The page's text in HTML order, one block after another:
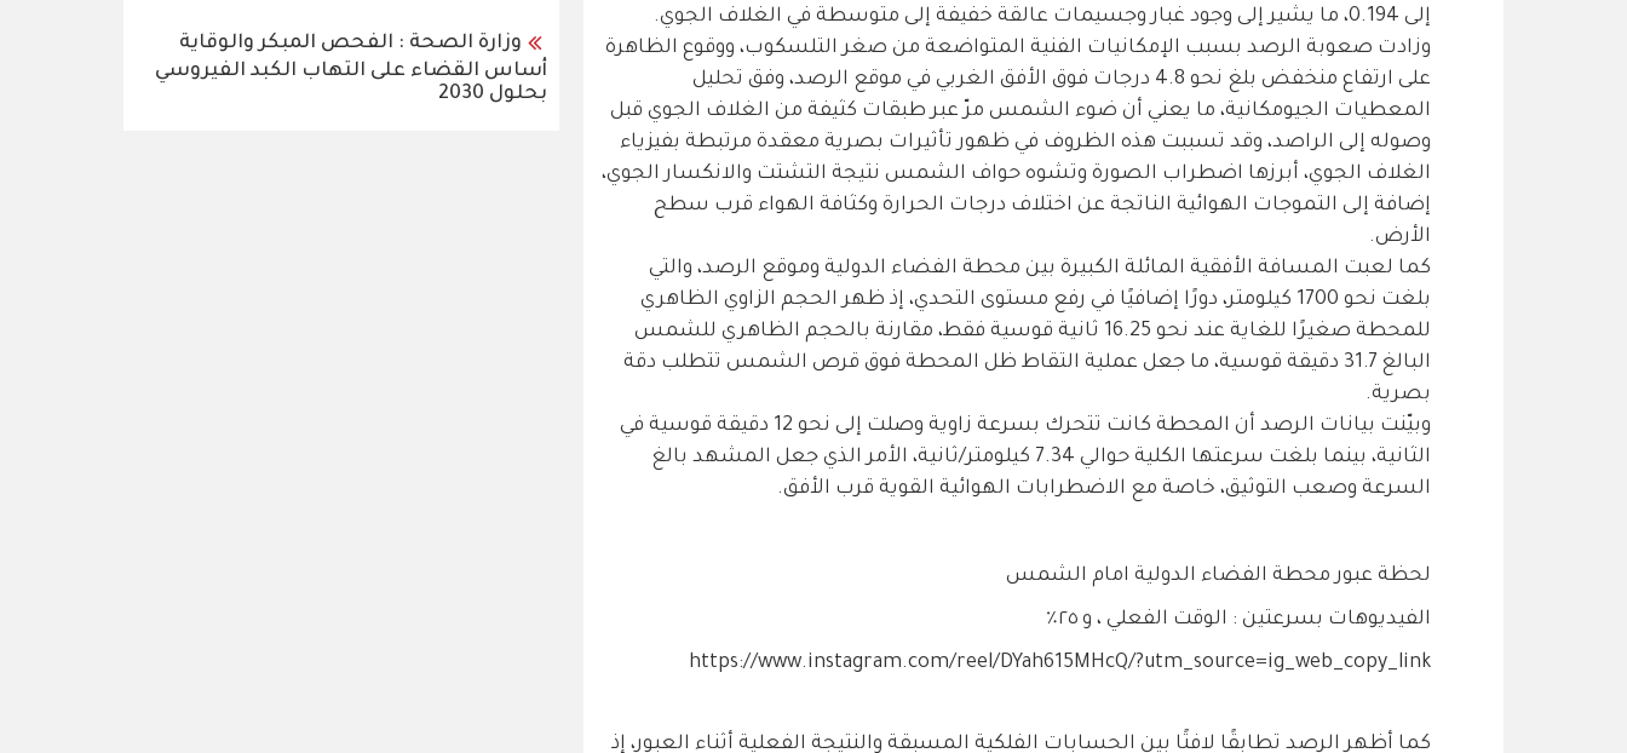
إلى 0.194، ما يشير إلى وجود غبار وجسيمات عالقة خفيفة إلى متوسطة في الغلاف الجوي.
وزادت صعوبة الرصد بسبب الإمكانيات الفنية المتواضعة من صغر التلسكوب، ووقوع الظاهرة
على ارتفاع منخفض بلغ نحو 4.8 درجات فوق الأفق الغربي في موقع الرصد، وفق تحليل
المعطيات الجيومكانية، ما يعني أن ضوء الشمس مرّ عبر طبقات كثيفة من الغلاف الجوي قبل
وصوله إلى الراصد، وقد تسببت هذه الظروف في ظهور تأثيرات بصرية معقدة مرتبطة بفيزياء
الغلاف الجوي، أبرزها اضطراب الصورة وتشوه حواف الشمس نتيجة التشتت والانكسار الجوي،
إضافة إلى التموجات الهوائية الناتجة عن اختلاف درجات الحرارة وكثافة الهواء قرب سطح
الأرض.
كما لعبت المسافة الأفقية المائلة الكبيرة بين محطة الفضاء الدولية وموقع الرصد، والتي
بلغت نحو 1700 كيلومتر، دورًا إضافيًا في رفع مستوى التحدي، إذ ظهر الحجم الزاوي الظاهري
للمحطة صغيرًا للغاية عند نحو 16.25 ثانية قوسية فقط، مقارنة بالحجم الظاهري للشمس
البالغ 31.7 دقيقة قوسية، ما جعل عملية التقاط ظل المحطة فوق قرص الشمس تتطلب دقة
بصرية.
وبيّنت بيانات الرصد أن المحطة كانت تتحرك بسرعة زاوية وصلت إلى نحو 12 دقيقة قوسية في
الثانية، بينما بلغت سرعتها الكلية حوالي 7.34 كيلومتر/ثانية، الأمر الذي جعل المشهد بالغ
السرعة وصعب التوثيق، خاصة مع الاضطرابات الهوائية القوية قرب الأفق.
لحظة عبور محطة الفضاء الدولية امام الشمس
الفيديوهات بسرعتين : الوقت الفعلي ، و ٢٥٪؜
https://www.instagram.com/reel/DYah615MHcQ/?utm_source=ig_web_copy_link
كما أظهر الرصد تطابقًا لافتًا بين الحسابات الفلكية المسبقة والنتيجة الفعلية أثناء العبور، إذ
وزارة الصحة : الفحص المبكر والوقاية
أساس القضاء على التهاب الكبد الفيروسي
بحلول 2030